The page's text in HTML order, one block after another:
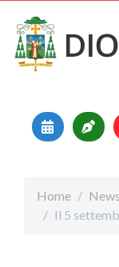
Main
Home News
Il 5